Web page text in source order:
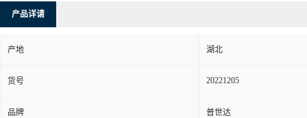
产品详请
产地 湖北
货号 20221205
品牌 普世达